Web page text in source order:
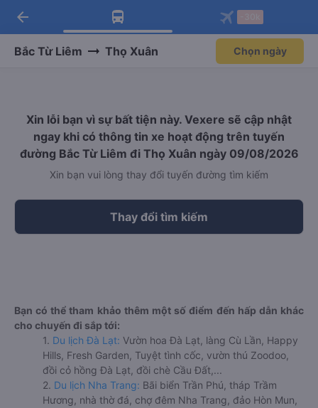
Tải app Vexere ngay!
Nhận ưu đãi thành viên độc
Mở app
Tải app Vexere
-30k/ghế khi đặt vé máy bay qua
Mở app
arrow_back
Bắc Từ Liêm Thọ Xuân Chọn ngày
Xin lỗi bạn vì sự bất tiện này. Vexere sẽ cập nhật
ngay khi có thông tin xe hoạt động trên tuyến
đường Bắc Từ Liêm đi Thọ Xuân ngày 09/08/2026
Xin bạn vui lòng thay đổi tuyến đường tìm kiếm
Thay đổi tìm kiếm
Bạn có thể tham khảo thêm một số điểm đến hấp dẫn khác
cho chuyến đi sắp tới:
1. Du lịch Đà Lạt: Vườn hoa Đà Lạt, làng Cù Lần, Happy
Hills, Fresh Garden, Tuyệt tình cốc, vườn thú Zoodoo,
đồi cỏ hồng Đà Lạt, đồi chè Cầu Đất,...
2. Du lịch Nha Trang: Bãi biển Trần Phú, tháp Trầm
Hương, nhà thờ đá, chợ đêm Nha Trang, đảo Hòn Mun,